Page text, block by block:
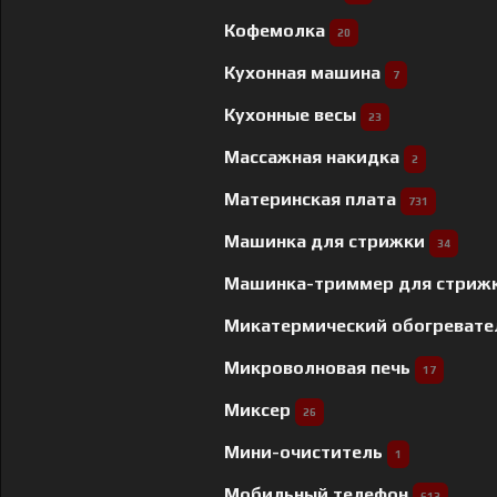
Кофемолка 20
Кухонная машина 7
Кухонные весы 23
Массажная накидка 2
Материнская плата 731
Машинка для стрижки 34
Машинка-триммер для
Микатермический
Микроволновая печь 17
Миксер 26
Мини-очиститель 1